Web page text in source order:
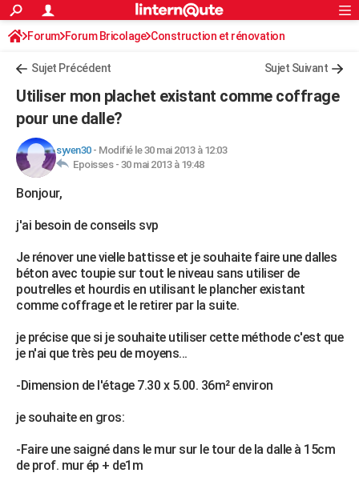
ACTUALITÉS
Politique
Société
Faits Divers
Education
Monde
Villes
+
FINANCE
Retraite
Impôts
Epargne
Immobilier
Risques naturels par ville
Banque
Assurance
Crédit
AUTO
Essais
Réserver un essai
Citadines
Berlines
SUV
Forum auto
HIGH-TECH
Guides de France
Escapades
Patrimoine
Expositions
Musées
Week-end nature
+LIFESTYLE
Art de vivre
Bien-être
Loisirs
Mode
Modes de vie
SANTE
Alimentation
Guide de la santé
Maladies
Médicaments
Sommeil
VOYAGE
PHOTO
GUIDES D'ACHAT
BONS PLANS
CARTE DE VOEUX
Rechercher
S'inscrire
Connexion
Forum Forum Bricolage Construction et rénovation
Sujet Précédent Sujet Suivant
Utiliser mon plachet existant comme coffrage
pour une dalle?
syven30- Modifié le 30 mai 2013 à 12:03
Epoisses - 30 mai 2013 à 19:48
Bonjour,
j'ai besoin de conseils svp
Je rénover une vielle battisse et je souhaite faire une dalles
béton avec toupie sur tout le niveau sans utiliser de
poutrelles et hourdis en utilisant le plancher existant
comme coffrage et le retirer par la suite.
je précise que si je souhaite utiliser cette méthode c'est que
je n'ai que très peu de moyens...
-Dimension de l'étage 7.30 x 5.00. 36m² environ
je souhaite en gros:
-Faire une saigné dans le mur sur le tour de la dalle à 15cm
de prof. mur ép + de1m